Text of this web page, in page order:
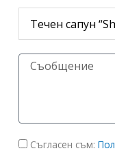
Message
политика
Съгласен съм: